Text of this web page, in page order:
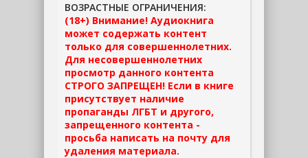
ВОЗРАСТНЫЕ ОГРАНИЧЕНИЯ:
(18+) Внимание! Аудиокнига
может содержать контент
только для совершеннолетних.
Для несовершеннолетних
просмотр данного контента
СТРОГО ЗАПРЕЩЕН! Если в книге
присутствует наличие
пропаганды ЛГБТ и другого,
запрещенного контента -
просьба написать на почту для
удаления материала.